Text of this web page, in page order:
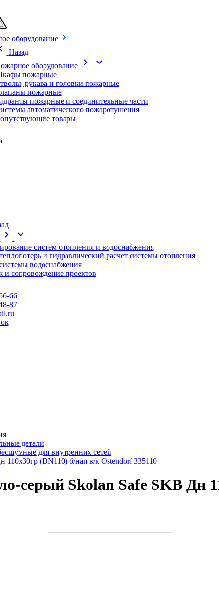
оборудование
Назад
оборудование
chevron_right expand_more
пожарные
рукава и головки пожарные
пожарные
пожарные и соединительные части
автоматического пожаротушения
товары
chevron_right expand_more
систем отопления и водоснабжения
и гидравлический расчет системы отопления
водоснабжения
и сопровождение проектов
66
87
детали
для внутренних сетей
(DN110) б/нап в/к Ostendorf 335110
серый Skolan Safe SKB Дн